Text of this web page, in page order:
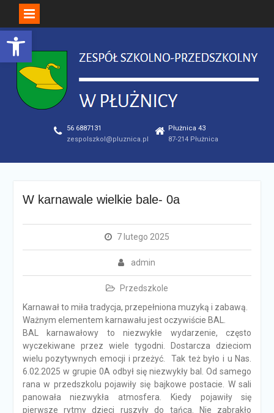
Open toolbar
Skip
to
content
56 6887131
zespolszkol@pluznica.pl
Płużnica 43
87-214 Płużnica
W karnawale wielkie bale- 0a
7 lutego 2025
admin
Przedszkole
Karnawał to miła tradycja, przepełniona muzyką i zabawą.
Ważnym elementem karnawału jest oczywiście BAL.
BAL karnawałowy to niezwykłe wydarzenie, często
wyczekiwane przez wiele tygodni. Dostarcza dzieciom
wielu pozytywnych emocji i przeżyć. Tak też było i u Nas.
6.02.2025 w grupie 0A odbył się niezwykły bal. Od samego
rana w przedszkolu pojawiły się bajkowe postacie. W sali
panowała niezwykła atmosfera. Kiedy pojawiły się
pierwsze rytmy dzieci ruszyły do tańca. Nie zabrakło